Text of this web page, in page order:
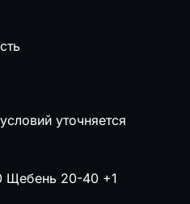
уточняется
Щебень 20-40 +1